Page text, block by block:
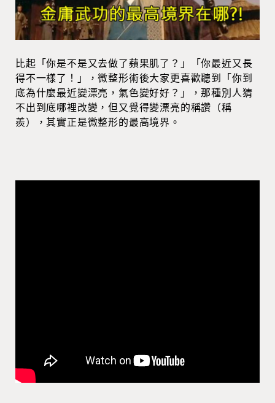
比起「你是不是又去做了蘋果肌了？」「你最近又長
得不一樣了！」，微整形術後大家更喜歡聽到「你到
底為什麼最近變漂亮，氣色變好好？」，那種別人猜
不出到底哪裡改變，但又覺得變漂亮的稱讚（稱
羨），其實正是微整形的最高境界。